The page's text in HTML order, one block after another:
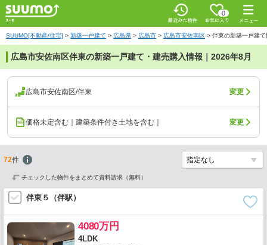
0
SUUMO[不動産/住宅] > 新築一戸建て > 広島県 > 広島市 > 広島市安佐南区 > 伴東の新築一戸建て
広島市安佐南区伴東の新築一戸建て・建売購入情報｜2026年8月
広島市安佐南区/伴東 変更
価格未定含む｜建築条件付き土地を含む｜ 変更
72件
チェックした物件をまとめて資料請求（無料）
伴東５（伴駅）
4080万円
4LDK